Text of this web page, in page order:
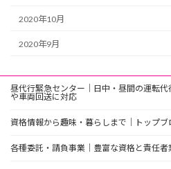
2020年10月
2020年9月
昼代行緊急センター｜日中・昼間の運転
や車両回送に対応
資格情報から趣味・暮らしまで｜トップ
各種委託・請負事業｜豊富な資格と責任